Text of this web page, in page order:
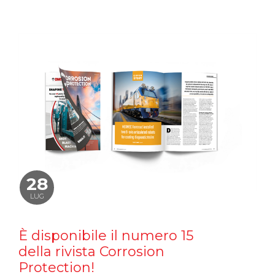
28
LUG
È disponibile il numero 15
della rivista Corrosion
Protection!